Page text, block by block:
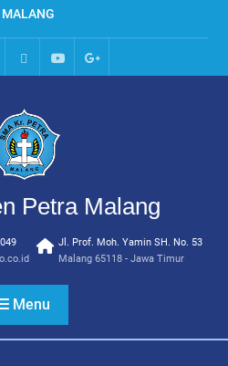
MALANG
SMA
MALANG
DI
WhatsappYoutubeGoogle+
Petra Malang
Jl. Prof. Moh. Yamin SH. No. 53
Malang 65118 - Jawa Timur
Menu